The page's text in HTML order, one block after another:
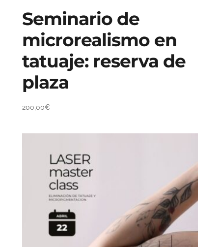
Seminario de
microrealismo en
tatuaje: reserva de
plaza
200,00€